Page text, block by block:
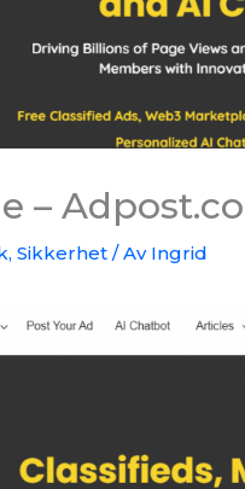
–
,Sikkerhet / Av Ingrid